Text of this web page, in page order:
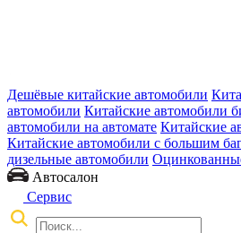
Дешёвые китайские автомобили
автомобили Китайские автомобили
автомобили на автомате Китайские
Китайские автомобили с большим
дизельные автомобили
Автосалон
Сервис